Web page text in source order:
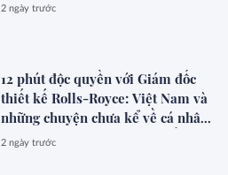
2 ngày trước
12 phút độc quyền với Giám đốc
thiết kế Rolls-Royce: Việt Nam và
những chuyện chưa kể về cá nhân
hóa cho giới siêu giàu toàn cầu
2 ngày trước